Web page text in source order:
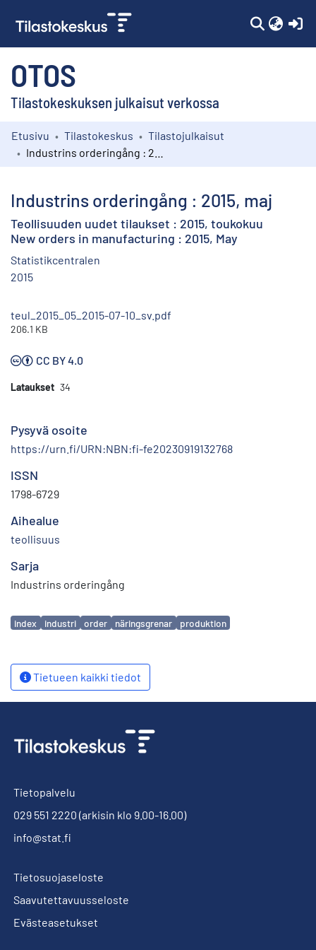
OTOS
Tilastokeskuksen julkaisut verkossa
Kokoelmat
Etusivu Tilastokeskus
Tilastojulkaisut
Industrins orderingång : 2015, maj
Teollisuuden uudet tilaukset : 2015, toukokuu
New orders in manufacturing : 2015, May
Statistikcentralen
2015
teul_2015_05_2015-07-10_sv.pdf
206.1 KB
CC BY 4.0
Lataukset 34
Pysyvä osoite
https://urn.fi/URN:NBN:fi-fe20230919132768
ISSN
1798-6729
Aihealue
teollisuus
Sarja
Industrins orderingång
Avainsanat
index industri order näringsgrenar produktion
Tietueen kaikki tiedot
Tietopalvelu
029 551 2220 (arkisin klo 9.00-16.00)
info@stat.fi
Tietosuojaseloste
Saavutettavuusseloste
Evästeasetukset